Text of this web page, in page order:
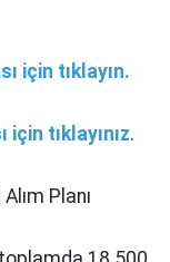
için tıklayın.
için tıklayınız.
Planı